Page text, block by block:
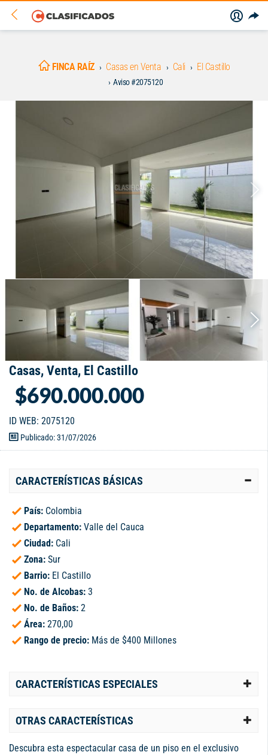
FINCA RAÍZ Casas en Venta Cali El Castillo
Aviso #2075120
Casas, Venta, El Castillo
$690.000.000
ID WEB: 2075120
Publicado: 31/07/2026
CARACTERÍSTICAS BÁSICAS
País: Colombia
Departamento: Valle del Cauca
Ciudad: Cali
Zona: Sur
Barrio: El Castillo
No. de Alcobas: 3
No. de Baños: 2
Área: 270,00
Rango de precio: Más de $400 Millones
CARACTERÍSTICAS ESPECIALES
OTRAS CARACTERÍSTICAS
Descubra esta espectacular casa de un piso en el exclusivo